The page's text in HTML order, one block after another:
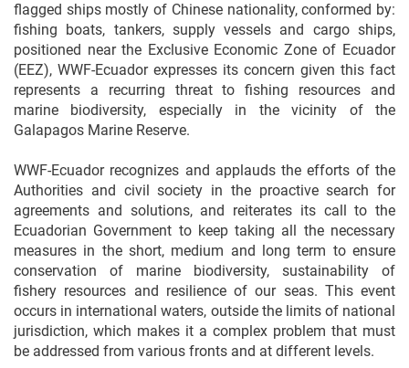
flagged ships mostly of Chinese nationality, conformed by:
fishing boats, tankers, supply vessels and cargo ships,
positioned near the Exclusive Economic Zone of Ecuador
(EEZ), WWF-Ecuador expresses its concern given this fact
represents a recurring threat to fishing resources and
marine biodiversity, especially in the vicinity of the
Galapagos Marine Reserve.
WWF-Ecuador recognizes and applauds the efforts of the
Authorities and civil society in the proactive search for
agreements and solutions, and reiterates its call to the
Ecuadorian Government to keep taking all the necessary
measures in the short, medium and long term to ensure
conservation of marine biodiversity, sustainability of
fishery resources and resilience of our seas. This event
occurs in international waters, outside the limits of national
jurisdiction, which makes it a complex problem that must
be addressed from various fronts and at different levels.